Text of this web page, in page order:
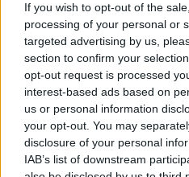
If you wish to opt-out of the
processing of your personal or
targeted advertising by us,
section to confirm your
opt-out request is processed
interest-based ads based on
us or personal information
your opt-out. You may
disclosure of your personal
IAB’s list of downstream
Žiūrimiausi
Vaizdai iš tragiškos avarijos
vaiko gyvybių išgelbėti